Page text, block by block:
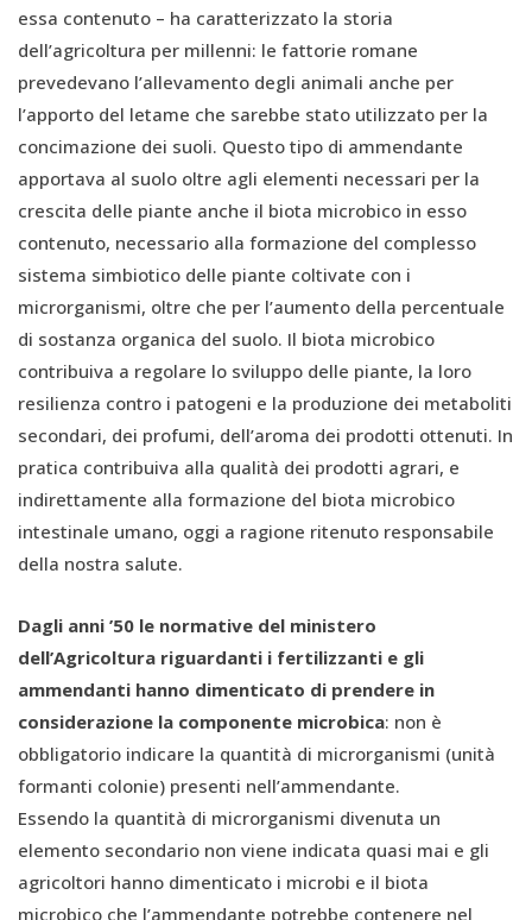
essa contenuto – ha caratterizzato la storia
dell’agricoltura per millenni: le fattorie romane
prevedevano l’allevamento degli animali anche per
l’apporto del letame che sarebbe stato utilizzato per la
concimazione dei suoli. Questo tipo di ammendante
apportava al suolo oltre agli elementi necessari per la
crescita delle piante anche il biota microbico in esso
contenuto, necessario alla formazione del complesso
sistema simbiotico delle piante coltivate con i
microrganismi, oltre che per l’aumento della percentuale
di sostanza organica del suolo. Il biota microbico
contribuiva a regolare lo sviluppo delle piante, la loro
resilienza contro i patogeni e la produzione dei metaboliti
secondari, dei profumi, dell’aroma dei prodotti ottenuti. In
pratica contribuiva alla qualità dei prodotti agrari, e
indirettamente alla formazione del biota microbico
intestinale umano, oggi a ragione ritenuto responsabile
della nostra salute.
Dagli anni ’50 le normative del ministero
dell’Agricoltura riguardanti i fertilizzanti e gli
ammendanti hanno dimenticato di prendere in
considerazione la componente microbica: non è
obbligatorio indicare la quantità di microrganismi (unità
formanti colonie) presenti nell’ammendante.
Essendo la quantità di microrganismi divenuta un
elemento secondario non viene indicata quasi mai e gli
agricoltori hanno dimenticato i microbi e il biota
microbico che l’ammendante potrebbe contenere nel